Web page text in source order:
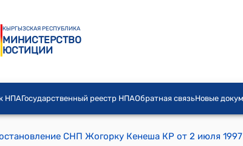
КЫРГЫЗСКАЯ РЕСПУБЛИКА
МИНИСТЕРСТВО
ЮСТИЦИИ
НПАГосударственный реестр НПАОбратная связьНовые